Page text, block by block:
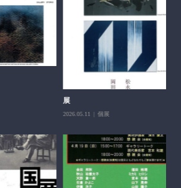
2026.05.11 個展